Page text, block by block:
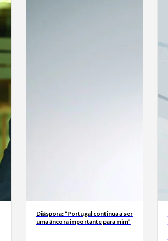
Diáspora: “Portugal continua a ser
uma âncora importante para mim”